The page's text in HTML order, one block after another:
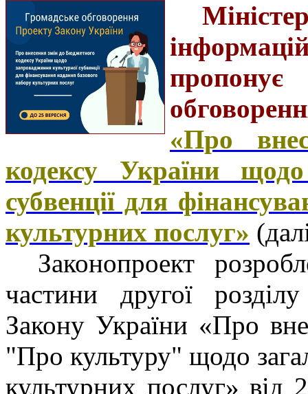
«Про
кодексу України
субвенції для
культурних послуг»
Законопроект
частини другої
Закону України «Про
"Про культуру" щодо
культурних послуг»